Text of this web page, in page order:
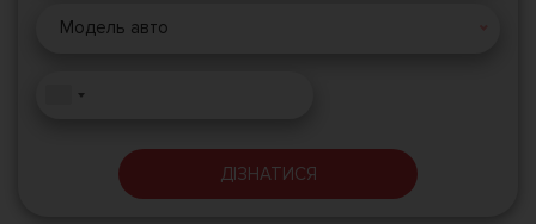
Модель авто
ДІЗНАТИСЯ